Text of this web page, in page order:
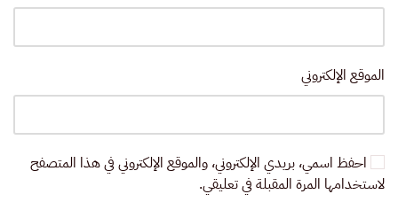
الموقع الإلكتروني
احفظ اسمي، بريدي الإلكتروني، والموقع الإلكتروني في هذا المتصفح
لاستخدامها المرة المقبلة في تعليقي.